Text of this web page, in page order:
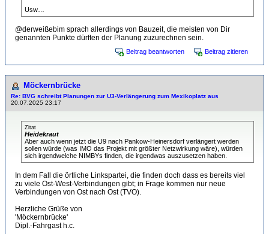
Usw…
@derweißebim sprach allerdings von Bauzeit, die meisten von Dir
genannten Punkte dürften der Planung zuzurechnen sein.
Beitrag beantworten Beitrag zitieren
Möckernbrücke
Re: BVG schreibt Planungen zur U3-Verlängerung zum Mexikoplatz aus
20.07.2025 23:17
Zitat
Heidekraut
Aber auch wenn jetzt die U9 nach Pankow-Heinersdorf verlängert werden
sollen würde (was IMO das Projekt mit größter Netzwirkung wäre), würden
sich irgendwelche NIMBYs finden, die irgendwas auszusetzen haben.
In dem Fall die örtliche Linkspartei, die finden doch dass es bereits viel
zu viele Ost-West-Verbindungen gibt; in Frage kommen nur neue
Verbindungen von Ost nach Ost (TVO).
Herzliche Grüße von
'Möckernbrücke'
Dipl.-Fahrgast h.c.